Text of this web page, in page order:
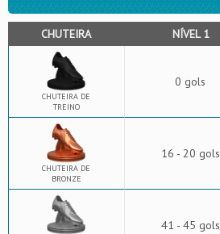
CHUTEIRA NÍVEL 1
CHUTEIRA DE
TREINO
0 gols
CHUTEIRA DE
BRONZE
16 - 20 gols
41 - 45 gols